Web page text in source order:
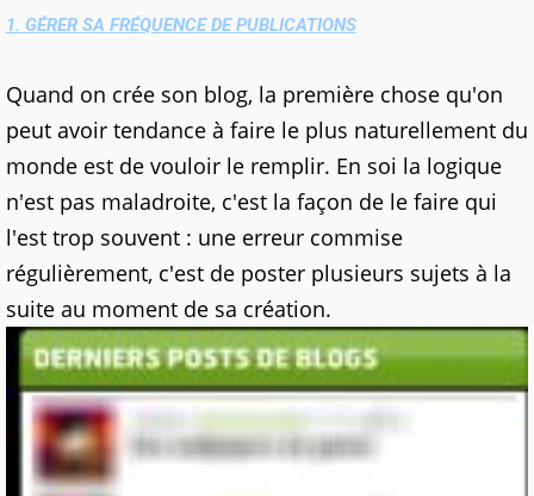
1. GÉRER SA FRÉQUENCE DE PUBLICATIONS
Quand on crée son blog, la première chose qu'on
peut avoir tendance à faire le plus naturellement du
monde est de vouloir le remplir. En soi la logique
n'est pas maladroite, c'est la façon de le faire qui
l'est trop souvent : une erreur commise
régulièrement, c'est de poster plusieurs sujets à la
suite au moment de sa création.